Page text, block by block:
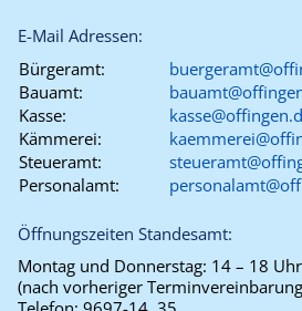
E-Mail Adressen:
Bürgeramt:
Bauamt:
Kasse:
Kämmerei:
Steueramt:
Personalamt:
Öffnungszeiten Standesamt:
Montag und Donnerstag: 14 – 18 Uhr
(nach vorheriger